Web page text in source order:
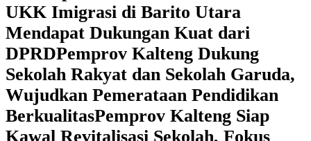
UKK Imigrasi di Barito Utara
Mendapat Dukungan Kuat dari
DPRD‎Pemprov Kalteng Dukung
Sekolah Rakyat dan Sekolah Garuda,
Wujudkan Pemerataan Pendidikan
Berkualitas‎Pemprov Kalteng Siap
Kawal Revitalisasi Sekolah, Fokus